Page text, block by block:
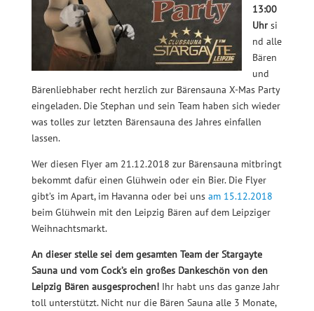
13:00
Uhrsi
nd alle
Bären
und
Bärenliebhaber recht herzlich zur Bärensauna X-Mas Party
eingeladen. Die Stephan und sein Team haben sich wieder
was tolles zur letzten Bärensauna des Jahres einfallen
lassen.
Wer diesen Flyer am 21.12.2018 zur Bärensauna mitbringt
bekommt dafür einen Glühwein oder ein Bier. Die Flyer
gibt’s im Apart, im Havanna oder bei uns am 15.12.2018
beim Glühwein mit den Leipzig Bären auf dem Leipziger
Weihnachtsmarkt.
An dieser stelle sei dem gesamten Team der Stargayte
Sauna und vom Cock’s ein großes Dankeschön von den
Leipzig Bären ausgesprochen!Ihr habt uns das ganze Jahr
toll unterstützt. Nicht nur die Bären Sauna alle 3 Monate,